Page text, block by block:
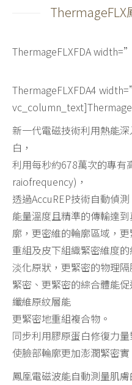
ThermageFLXFDA
ThermageFLXFDA4
新一代電磁技術利用熱能
白，
利用每秒約678萬次的專有
raiofrequency)，
透過AccuREP技術自動偵
能量溫度且精準的傳輸達
廓，更密維的輪廓區域，
重組及皮下組織緊密維度
淡化原狀，更緊密的物理
緊密、更緊密的綜合體能
纖維原紋層能
更緊密地重組複合物。
同步利用膠原蛋白修復力量
使臉部輪廓更加澎潤緊密實
鳳凰電磁波能自動測量肌